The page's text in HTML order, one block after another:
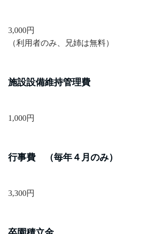
3,000円
（利用者のみ、兄姉は無料）
施設設備維持管理費
1,000円
行事費 （毎年４月のみ）
3,300円